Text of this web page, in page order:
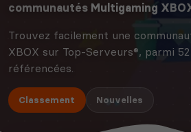
communautés Multigaming
Trouvez facilement une
XBOX sur Top-Serveurs®, parmi
référencées.
Classement Nouvelles